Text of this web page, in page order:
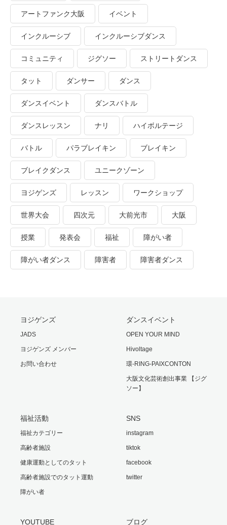
アートファンク大阪 イベント
インクルーシブ インクルーシブダンス
コミュニティ ジグソー ストリートダンス
タット ダンサー ダンス
ダンスイベント ダンスバトル
ダンスレッスン ナリ ハイボルテージ
バトル パラブレイキン ブレイキン
ブレイクダンス ユニークゾーン
ヨジゲンズ レッスン ワークショップ
世界大会 四次元 大前光市 大阪
授業 発表会 福祉 障がい者
障がい者ダンス 障害者 障害者ダンス
ヨジゲンズ
JADS
ヨジゲンズ メンバー
お問い合わせ
ダンスイベント
OPEN YOUR MIND
Hivoltage
環-RING-PAIXCONTON
大阪文化芸術創出事業 【ジグ
ソー】
福祉活動
福祉カテゴリー
高齢者施設
健康運動としてのタット
高齢者施設でのタット運動
障がい者
SNS
instagram
tiktok
facebook
twitter
YOUTUBE ブログ